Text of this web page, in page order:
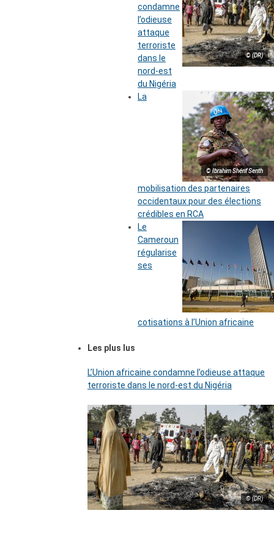
© (DR)
condamne
l’odieuse
attaque
terroriste
dans le
nord-est
du Nigéria
© Ibrahim Shérif Senth
La
mobilisation des partenaires
occidentaux pour des élections
crédibles en RCA
Le
Cameroun
régularise
ses
cotisations à l’Union africaine
Les plus lus
L’Union africaine condamne l’odieuse attaque
terroriste dans le nord-est du Nigéria
© (DR)